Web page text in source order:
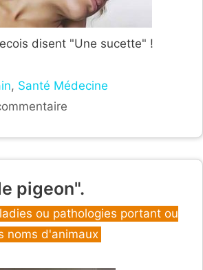
disent "Une sucette" !
, Santé Médecine
pigeon".
ou pathologies portant ou
noms d'animaux